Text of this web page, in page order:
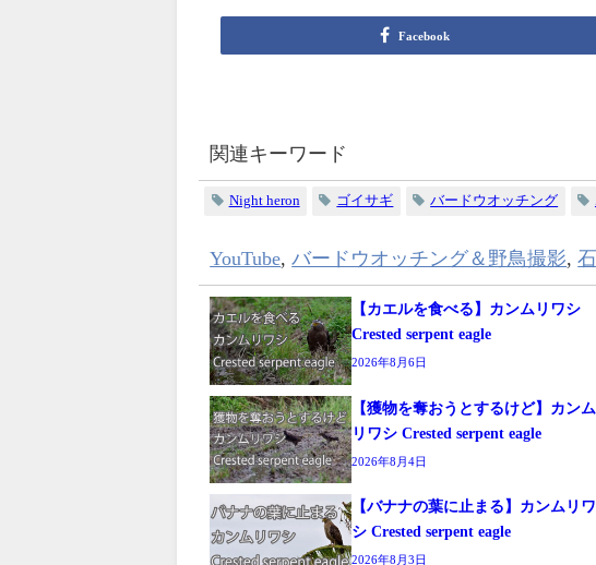
Facebook
関連キーワード
Night heron ゴイサギ バードウオッチング
YouTube,バードウオッチング＆野鳥撮影,
【カエルを食べる】カンムリワシ
Crested serpent eagle
2026年8月6日
【獲物を奪おうとするけど】カンム
リワシ Crested serpent eagle
2026年8月4日
【バナナの葉に止まる】カンムリワ
シ Crested serpent eagle
2026年8月3日